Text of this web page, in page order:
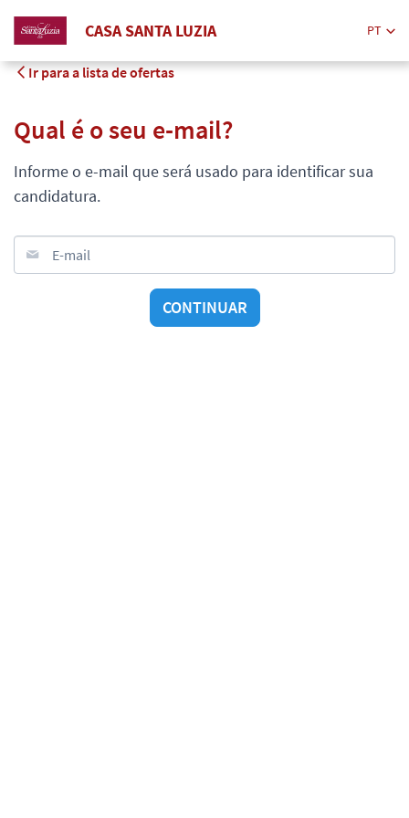
CASA SANTA LUZIA PT
Ir para a lista de ofertas
Qual é o seu e-mail?
Informe o e-mail que será usado para identificar sua
candidatura.
E-mail
CONTINUAR